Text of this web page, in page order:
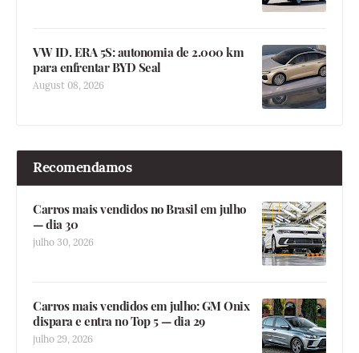
VW ID. ERA 5S: autonomia de 2.000 km
para enfrentar BYD Seal
August 08, 2026
Recomendamos
Carros mais vendidos no Brasil em julho
— dia 30
julho 30, 2026
Carros mais vendidos em julho: GM Onix
dispara e entra no Top 5 — dia 29
julho 29, 2026